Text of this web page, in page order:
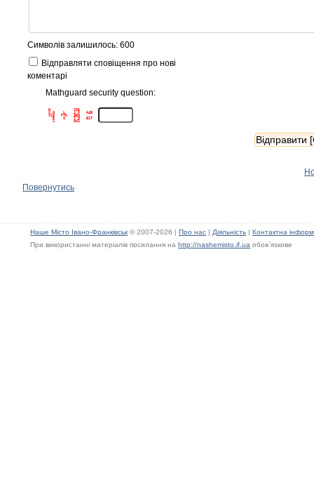
Символів залишилось: 600
Відправляти сповіщення про нові
коментарі
Mathguard security question:
H           Y65
X Q    L    J F   A4B
CCG   P7K   3EN
  R    S    T 9   E1T
Повернутись
Наше Місто Івано-Франківськ © 2007-2026 | Про нас | Діяльність | Контактна
При використанні матеріалів посилання на http://nashemisto.if.ua обов`язкове